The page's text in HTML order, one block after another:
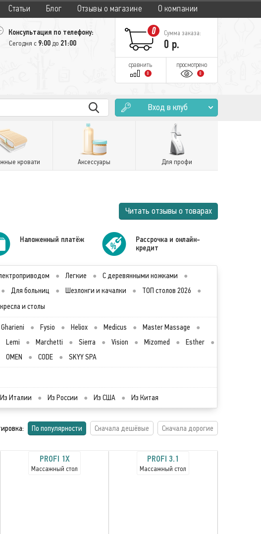
Статьи Блог Отзывы о магазине О компании
Консультация по телефону:
Сегодня с 9:00до 21:00
0 Сумма заказа:
0 р.
сравнить
0
просмотрено
0
Вход в клуб
кровати Аксессуары Для профи
Читать отзывы о товарах
Наложенный платёж
Рассрочка и онлайн-
кредит
● Легкие ● С деревянными ножками
●
● Для больниц ● Шезлонги и качалки ● ТОП столов 2026 ●
и столы
Gharieni ● Fysio ● Heliox ● Medicus ● Master Massage
●
Lemi ● Marchetti ● Sierra ● Vision ● Mizomed ● Esther
●
OMEN ● CODE ● SKYY SPA
Из Италии ● Из России ● Из США ● Из Китая
По популярности Сначала дешёвые Сначала дорогие
PROFI 1X
Массажный стол
PROFI 3.1
Массажный стол